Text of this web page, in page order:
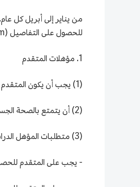
من يناير إلى أبريل كل
للحصول على التفاصيل (https://gs.caas.cn/en/admission/overview_of_international_student/index.htm).
1. مؤهلات المتقدم
(1) يجب أن يكون المتقدم غير حامل للجنسية الصينية.
(2) أن يتمتع بالصحة الجسدية والعقلية، والامتثال للقوانين واللوائح الصينية.
(3) متطلبات المؤهل الدراسي والعمر:
- يجب على المتقدم للحصول